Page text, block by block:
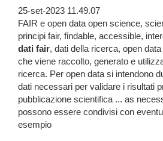
25-set-2023 11.49.07
FAIR e open data open science,
principi fair, findable, accessible,
dati fair, dati della ricerca, open
che viene raccolto, generato e
ricerca. Per open data si intendono
dati necessari per validare i risultati
pubblicazione scientifica ... as
possono essere condivisi con
esempio